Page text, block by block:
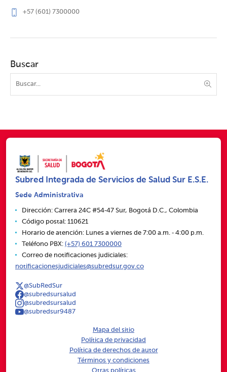
+57 (601) 7300000
Buscar
Subred Integrada de Servicios de Salud Sur E.S.E.
Sede Administrativa
Dirección: Carrera 24C #54‑47 Sur, Bogotá D.C., Colombia
Código postal: 110621
Horario de atención: Lunes a viernes de 7:00 a.m. ‑ 4:00 p.m.
Teléfono PBX: (+57) 601 7300000
Correo de notificaciones judiciales:
notificacionesjudiciales@subredsur.gov.co
@SubRedSur
@subredsursalud
@subredsursalud
@subredsur9487
Mapa del sitio
Política de privacidad
Política de derechos de autor
Términos y condiciones
Otras políticas